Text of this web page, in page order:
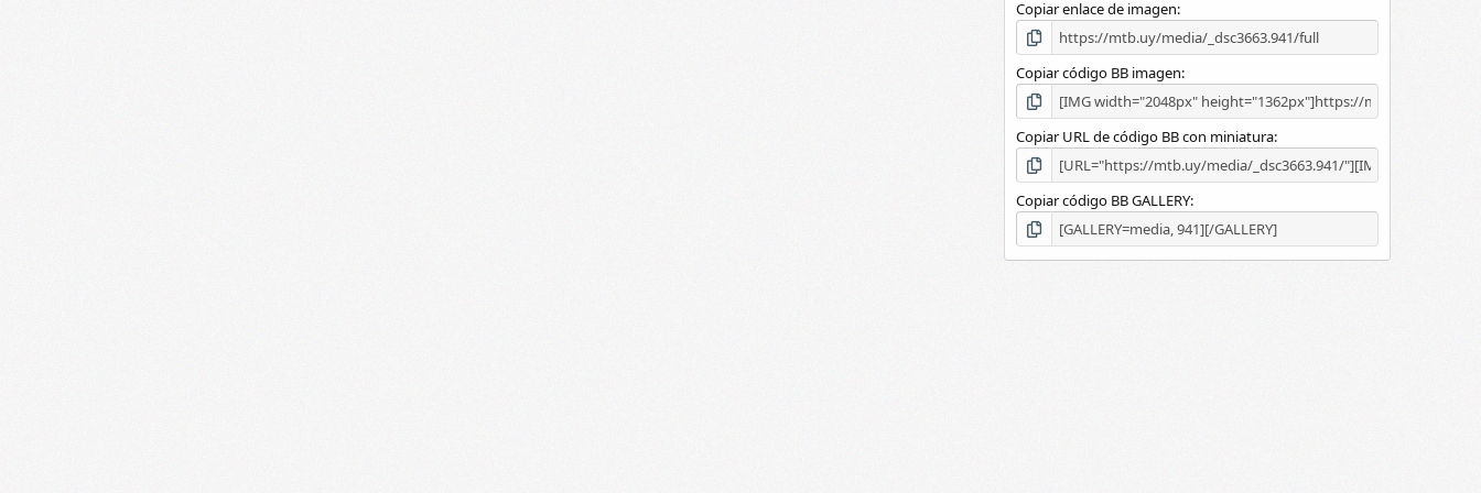
(
)
Copiar enlace de imagen
Copiar código BB imagen
Copiar URL de código BB con miniatura
Copiar código BB GALLERY